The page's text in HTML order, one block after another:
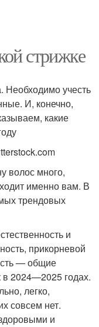
стрижке
Необходимо учесть
И, конечно,
какие
волос много,
именно вам. В
трендовых
и
прикорневой
— общие
2024—2025 годах.
легко,
совсем нет.
и